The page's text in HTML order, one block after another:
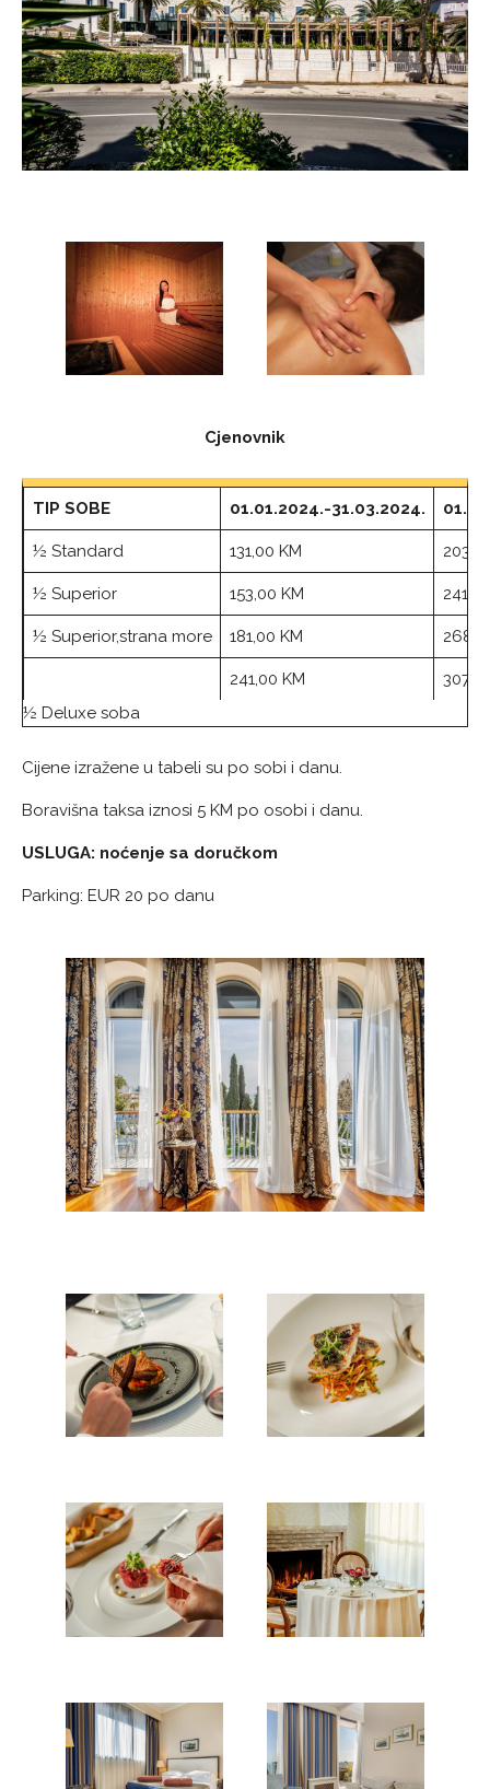
Cjenovnik
TIP SOBE 01.01.2024.-31.03.2024.
½ Standard 131,00 KM
½ Superior 153,00 KM
½ Superior,strana more 181,00 KM
241,00 KM
½ Deluxe soba
Cijene izražene u tabeli su po sobi i danu.
Boravišna taksa iznosi 5 KM po osobi i danu.
USLUGA: noćenje sa doručkom
Parking: EUR 20 po danu